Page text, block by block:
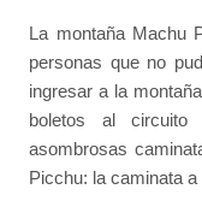
La montaña Machu
personas que no
ingresar a la
boletos al circuito
asombrosas
Picchu: la caminata